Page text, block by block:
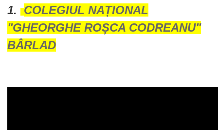
1.
COLEGIUL NAȚIONAL
"GHEORGHE ROȘCA CODREANU"
BÂRLAD